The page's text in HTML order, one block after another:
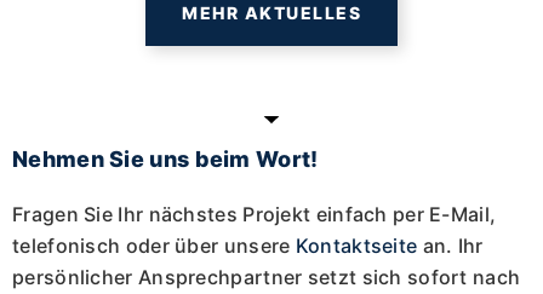
MEHR AKTUELLES
Nehmen Sie uns beim Wort!
Fragen Sie Ihr nächstes Projekt einfach per E-Mail,
telefonisch oder über unsere Kontaktseite an. Ihr
persönlicher Ansprechpartner setzt sich sofort nach